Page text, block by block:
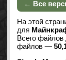
← Все
На этой
для
Всего файлов
файлов —